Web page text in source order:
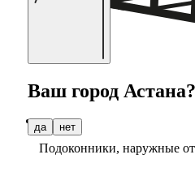
Подоконники, наружные
Ваш город Астана?
да нет